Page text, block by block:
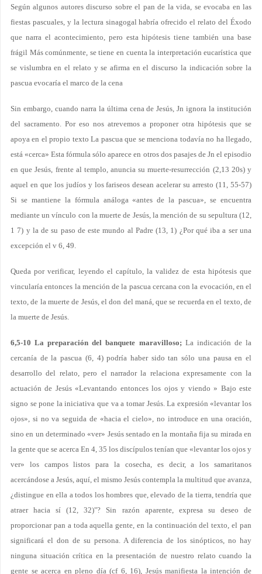
Según algunos autores discurso sobre el pan de la vida, se evocaba en las
fiestas pascuales, y la lectura sinagogal habría ofrecido el relato del Éxodo
que narra el acontecimiento, pero esta hipótesis tiene también una base
frágil Más comúnmente, se tiene en cuenta la interpretación eucarística que
se vislumbra en el relato y se afirma en el discurso la indicación sobre la
pascua evocaría el marco de la cena
Sin embargo, cuando narra la última cena de Jesús, Jn ignora la institución
del sacramento. Por eso nos atrevemos a proponer otra hipótesis que se
apoya en el propio texto La pascua que se menciona todavía no ha llegado,
está «cerca» Esta fórmula sólo aparece en otros dos pasajes de Jn el episodio
en que Jesús, frente al templo, anuncia su muerte-resurrección (2,13 20s) y
aquel en que los judíos y los fariseos desean acelerar su arresto (11, 55-57)
Si se mantiene la fórmula análoga «antes de la pascua», se encuentra
mediante un vínculo con la muerte de Jesús, la mención de su sepultura (12,
1 7) y la de su paso de este mundo al Padre (13, 1) ¿Por qué iba a ser una
excepción el v 6, 49.
Queda por verificar, leyendo el capítulo, la validez de esta hipótesis que
vincularía entonces la mención de la pascua cercana con la evocación, en el
texto, de la muerte de Jesús, el don del maná, que se recuerda en el texto, de
la muerte de Jesús.
6,5-10 La preparación del banquete maravilloso;La indicación de la
cercanía de la pascua (6, 4) podría haber sido tan sólo una pausa en el
desarrollo del relato, pero el narrador la relaciona expresamente con la
actuación de Jesús «Levantando entonces los ojos y viendo » Bajo este
signo se pone la iniciativa que va a tomar Jesús. La expresión «levantar los
ojos», si no va seguida de «hacia el cielo», no introduce en una oración,
sino en un determinado «ver» Jesús sentado en la montaña fija su mirada en
la gente que se acerca En 4, 35 los discípulos tenían que «levantar los ojos y
ver» los campos listos para la cosecha, es decir, a los samaritanos
acercándose a Jesús, aquí, el mismo Jesús contempla la multitud que avanza,
¿distingue en ella a todos los hombres que, elevado de la tierra, tendría que
atraer hacia sí (12, 32)"? Sin razón aparente, expresa su deseo de
proporcionar pan a toda aquella gente, en la continuación del texto, el pan
significará el don de su persona. A diferencia de los sinópticos, no hay
ninguna situación crítica en la presentación de nuestro relato cuando la
gente se acerca en pleno día (cf 6, 16), Jesús manifiesta la intención de